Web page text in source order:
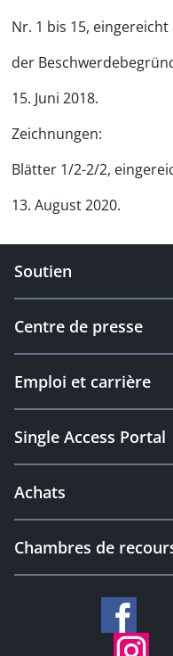
Nr. 1 bis 15,
der
15. Juni 2018.
Zeichnungen:
Blätter 1/2-2/2,
13. August 2020.
Soutien
Centre de presse
Emploi et carrière
Single Access Portal
Achats
Chambres de